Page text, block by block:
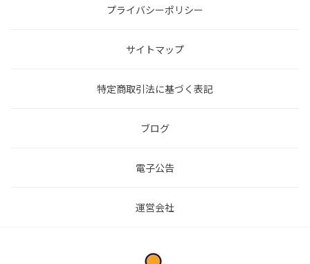
プライバシーポリシー
サイトマップ
特定商取引法に基づく表記
ブログ
電子公告
運営会社